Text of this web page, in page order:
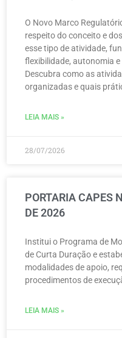
O Novo Marco
respeito do conceito e
esse tipo de atividade,
flexibilidade, autonomia
Descubra como as
organizadas e quais
LEIA MAIS »
28/07/2026
PORTARIA CAPES
DE 2026
Institui o Programa de
de Curta Duração e
modalidades de apoio,
procedimentos de
LEIA MAIS »